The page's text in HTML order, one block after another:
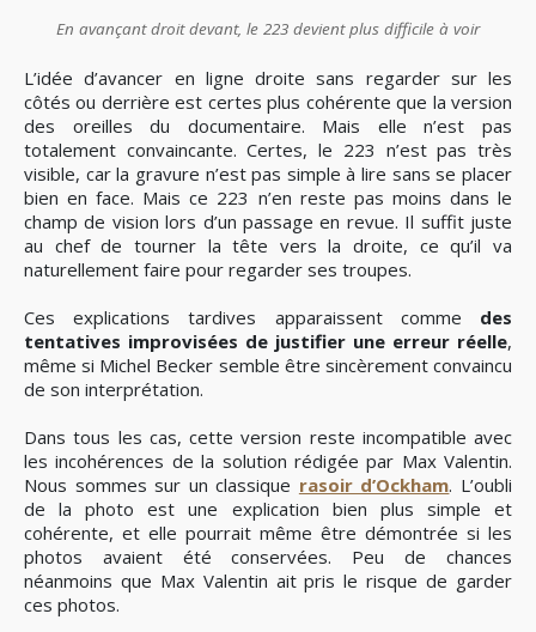
En avançant droit devant, le 223 devient plus difficile à voir
L’idée d’avancer en ligne droite sans regarder sur les
côtés ou derrière est certes plus cohérente que la version
des oreilles du documentaire. Mais elle n’est pas
totalement convaincante. Certes, le 223 n’est pas très
visible, car la gravure n’est pas simple à lire sans se placer
bien en face. Mais ce 223 n’en reste pas moins dans le
champ de vision lors d’un passage en revue. Il suffit juste
au chef de tourner la tête vers la droite, ce qu’il va
naturellement faire pour regarder ses troupes.
Ces explications tardives apparaissent comme des
tentatives improvisées de justifier une erreur réelle,
même si Michel Becker semble être sincèrement convaincu
de son interprétation.
Dans tous les cas, cette version reste incompatible avec
les incohérences de la solution rédigée par Max Valentin.
Nous sommes sur un classique rasoir d’Ockham. L’oubli
de la photo est une explication bien plus simple et
cohérente, et elle pourrait même être démontrée si les
photos avaient été conservées. Peu de chances
néanmoins que Max Valentin ait pris le risque de garder
ces photos.